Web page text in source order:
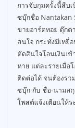
การจับกุมครั้งนี้สืบ
ซบุ๊กชื่อ Nantakan
ขายอาร์ตทอย ตุ๊ก
สนใจ กระทั่งมีเหยื่
ตัดสินใจโอนเงินเ
หาย แต่ละรายเมื่อ
ติดต่อได้ จนต้องรว
ซบุ๊ก กับ ชื่อ-นามส
โพสต์แจ้งเตือนให้